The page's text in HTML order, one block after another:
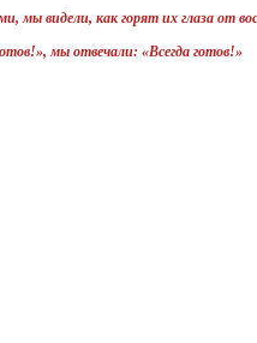
мы видели, как горят их глаза от
мы отвечали: «Всегда готов!»